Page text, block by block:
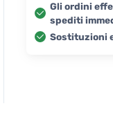
Gli ordini
spediti
Sostituzioni